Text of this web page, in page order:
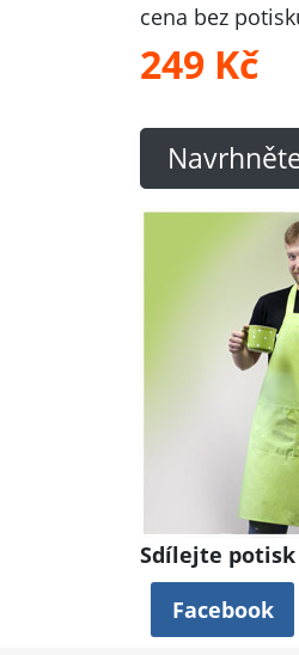
cena bez
249 Kč
Sdílejte potisk
Facebook